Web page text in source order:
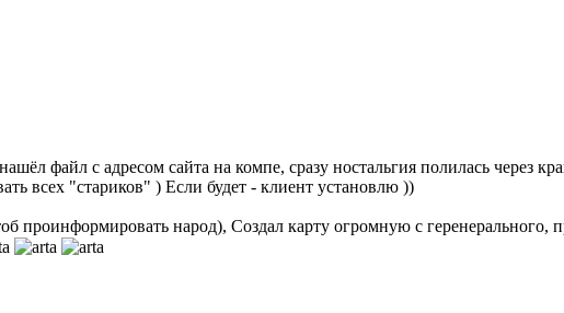
файл с адресом сайта на компе, сразу ностальгия полилась через
всех "стариков" ) Если будет - клиент установлю ))
проинформировать народ), Создал карту огромную с